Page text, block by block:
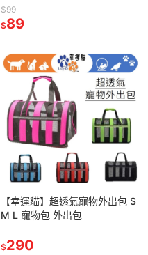
燈 (紅.黃.綠.藍.七彩) 寵物安全
燈 璦寶
$99
$89
【幸運貓】超透氣寵物外出包 S
M L 寵物包 外出包
$290